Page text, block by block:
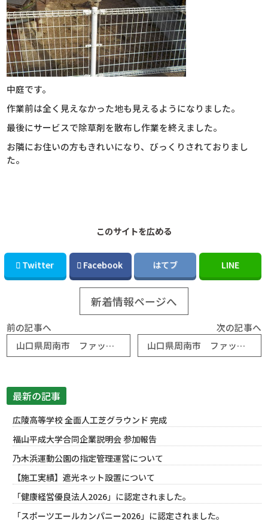
中庭です。
作業前は全く見えなかった地も見えるようになりました。
最後にサービスで除草剤を散布し作業を終えました。
お隣にお住いの方もきれいになり、びっくりされておりまし
た。
このサイトを広める
Twitter Facebook はてブ LINE
新着情報ページへ
前の記事へ
山口県周南市 ファッションセンターしまむら
次の記事へ
山口県周南市 ファッションセンターしまむら
最新の記事
広陵高等学校 全面人工芝グラウンド 完成
福山平成大学合同企業説明会 参加報告
乃木浜運動公園の指定管理運営について
【施工実績】遮光ネット設置について
「健康経営優良法人2026」に認定されました。
「スポーツエールカンパニー2026」に認定されました。